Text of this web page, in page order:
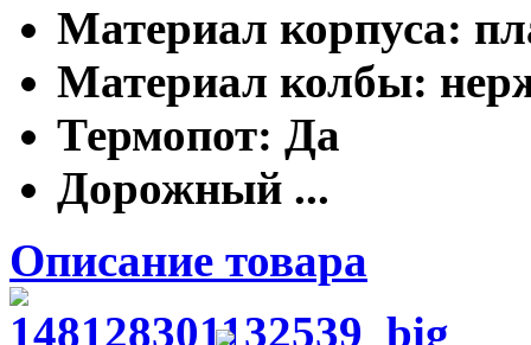
Материал корпуса:
Материал колбы:
Термопот: Да
Дорожный ...
Описание товара